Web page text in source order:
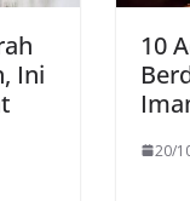
Ini
10
20/